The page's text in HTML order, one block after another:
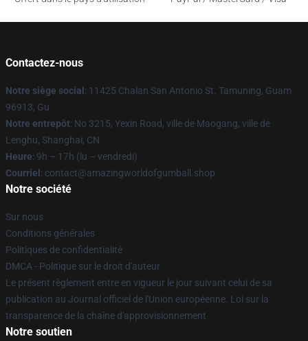
Contactez-nous
Notre siège social : 11425 Chalan San Antonio St. Tamuning, Guam
96913, Gu
Notre entrepôt: No 3215, Yexin Road, ville de Maogang, ville de
Lenghu, Shanghai, CN
Heure: 9h – 17h (lu – vendredi)
Courriel : contact@amazingworldofgumball.shop
Notre société
Sur nous
Conditions générales
Politiques de confidentialité
DMCA - Politique sur le droit d'auteur
Le présent règlement entre en vigueur le jour suivant celui de sa
publication au Journal officiel de l'Union européenne. Loi sur la
transparence de la chaîne d'approvisionnement
Notre soutien